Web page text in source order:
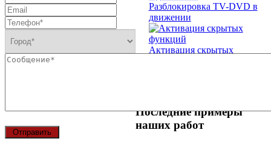
Отправить
Разблокировка TV-DVD в
движении
Активация скрытых
Последние примеры
наших работ